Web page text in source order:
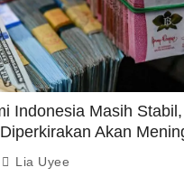
Indonesia Masih
Akan
Lia Uyee